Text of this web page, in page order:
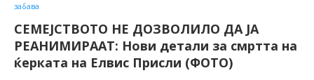
забава
СЕМЕЈСТВОТО НЕ ДОЗВОЛИЛО ДА ЈА
РЕАНИМИРААТ: Нови детали за смртта на
ќерката на Елвис Присли (ФОТО)